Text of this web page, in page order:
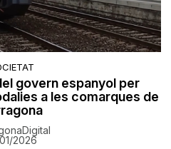
govern espanyol per
a les comarques de
2026